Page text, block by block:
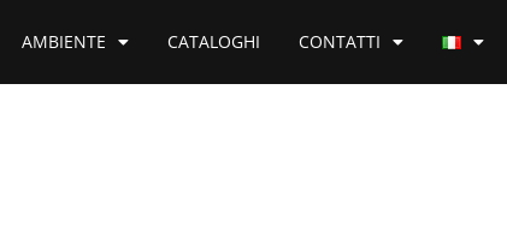
AMBIENTE CATALOGHI CONTATTI